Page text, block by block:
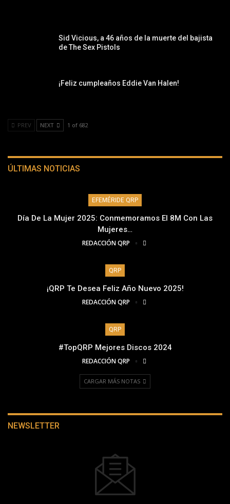
Sid Vicious, a 46 años de la muerte del bajista
de The Sex Pistols
¡Feliz cumpleaños Eddie Van Halen!
PREV NEXT 1 of 682
ÚLTIMAS NOTICIAS
EFEMÉRIDE QRP
Día De La Mujer 2025: Conmemoramos El 8M Con Las
Mujeres…
REDACCIÓN QRP
QRP
¡QRP Te Desea Feliz Año Nuevo 2025!
REDACCIÓN QRP
QRP
#TopQRP Mejores Discos 2024
REDACCIÓN QRP
CARGAR MÁS NOTAS
NEWSLETTER